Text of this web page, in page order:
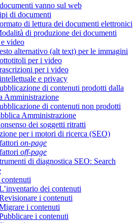
vanno sul web
di documenti
di lettura dei documenti elettronici
di produzione dei documenti
video
alternativo (alt text) per le immagini
per i video
per i video
e privacy
di contenuti prodotti dalla
Amministrazione
di contenuti non prodotti
Amministrazione
dei soggetti ritratti
per i motori di ricerca (SEO)
on-page
off-page
di diagnostica SEO: Search
dei contenuti
i contenuti
i contenuti
i contenuti